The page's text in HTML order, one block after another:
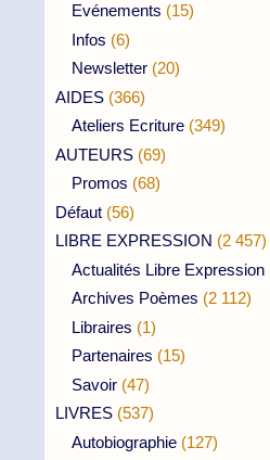
Evénements (15)
Infos (6)
Newsletter (20)
AIDES (366)
Ateliers Ecriture (349)
AUTEURS (69)
Promos (68)
Défaut (56)
LIBRE EXPRESSION (2 457)
Actualités Libre Expression
Archives Poèmes (2 112)
Libraires (1)
Partenaires (15)
Savoir (47)
LIVRES (537)
Autobiographie (127)